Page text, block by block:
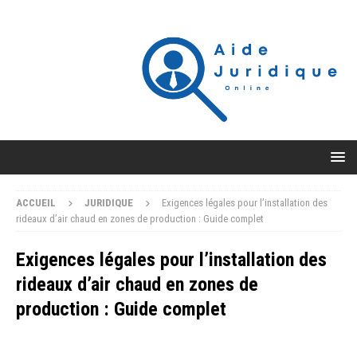
ACCUEIL JURIDIQUE
Exigences légales pour l’installation des
rideaux d’air chaud en zones de production : Guide complet
Exigences légales pour l’installation des
rideaux d’air chaud en zones de
production : Guide complet